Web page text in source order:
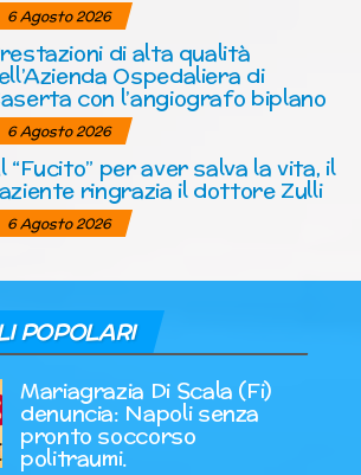
6 Agosto 2026
di alta qualità
Ospedaliera di
con l’angiografo biplano
6 Agosto 2026
“Fucito” per aver salva la vita, il
ringrazia il dottore Zulli
6 Agosto 2026
POPOLARI
Mariagrazia Di Scala (Fi)
denuncia: Napoli senza
pronto soccorso
politraumi.